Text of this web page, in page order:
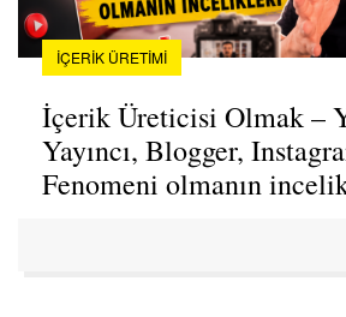
İÇERIK ÜRETIMI
İçerik Üreticisi Olmak –
Yayıncı, Blogger,
Fenomeni olmanın